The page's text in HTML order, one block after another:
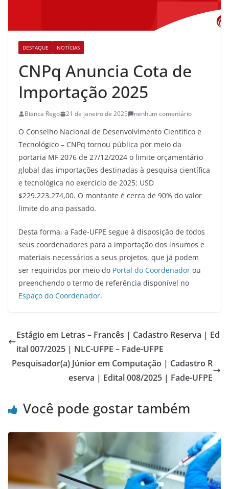
DESTAQUE NOTÍCIAS
CNPq Anuncia Cota de
Importação 2025
Bianca Rego 21 de janeiro de 2025 nenhum comentário
O Conselho Nacional de Desenvolvimento Científico e
Tecnológico – CNPq tornou pública por meio da
portaria MF 2076 de 27/12/2024 o limite orçamentário
global das importações destinadas à pesquisa científica
e tecnológica no exercício de 2025: USD
$229.223.274,00. O montante é cerca de 90% do valor
limite do ano passado.
Desta forma, a Fade-UFPE segue à disposição de todos
seus coordenadores para a importação dos insumos e
materiais necessários a seus projetos, que já podem
ser requiridos por meio do Portal do Coordenador ou
preenchendo o termo de referência disponível no
Espaço do Coordenador.
Estágio em Letras – Francês | Cadastro Reserva | Ed
ital 007/2025 | NLC-UFPE – Fade-UFPE
Pesquisador(a) Júnior em Computação | Cadastro R
eserva | Edital 008/2025 | Fade-UFPE
Você pode gostar também